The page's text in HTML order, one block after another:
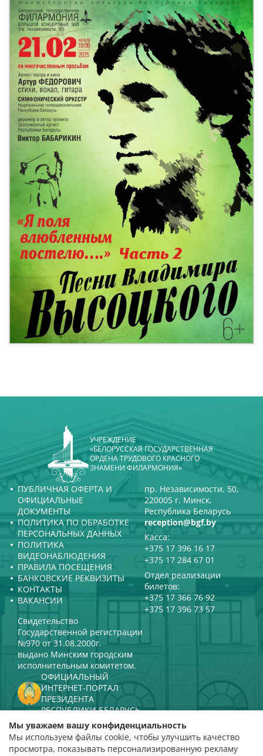
УЧРЕЖДЕНИЕ
«БЕЛОРУССКАЯ ГОСУДАРСТВЕННАЯ
ОРДЕНА ТРУДОВОГО КРАСНОГО
ЗНАМЕНИ ФИЛАРМОНИЯ»
ПУБЛИЧНАЯ ОФЕРТА И
ОФИЦИАЛЬНЫЕ
ДОКУМЕНТЫ
ПОЛИТИКА ПО ОБРАБОТКЕ
ПЕРСОНАЛЬНЫХ ДАННЫХ
ПОЛИТИКА
ВИДЕОНАБЛЮДЕНИЯ
ПРАВИЛА ПОСЕЩЕНИЯ
БАНКОВСКИЕ РЕКВИЗИТЫ
КОНТАКТЫ
ВАКАНСИИ
пр. Независимости, 50,
220005 г. Минск,
Республика Беларусь
reception@bgf.by
Касса:
+375 17 396 16 17
+375 17 284 67 01
Отдел реализации
билетов:
+375 17 366 76 92
+375 17 396 73 57
Свидетельство
Государственной регистрации
№970 от 31.08.2000г.
выдано Минским городским
исполнительным комитетом.
ОФИЦИАЛЬНЫЙ
ИНТЕРНЕТ-ПОРТАЛ
ПРЕЗИДЕНТА
РЕСПУБЛИКИ БЕЛАРУСЬ
МИНИСТЕРСТВО КУЛЬТУРЫ
РЕСПУБЛИКИ БЕЛАРУСЬ
ПОРТАЛ
Мы уважаем вашу конфиденциальность
Мы используем файлы cookie, чтобы улучшить качество
просмотра, показывать персонализированную рекламу